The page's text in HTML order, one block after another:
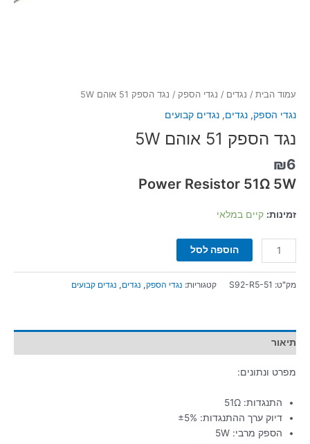
עמוד הבית / נגדים / נגדי הספק / נגד הספק 51 אוהם 5W
נגדי הספק, נגדים, נגדים קבועים
נגד הספק 51 אוהם 5W
₪6
Power Resistor 51Ω 5W
זמינות: קיים במלאי
הוספה לסל
מק"ט: S92-R5-51 קטגוריות: נגדי הספק, נגדים , נגדים קבועים
תיאור
מפרט ונתונים:
התנגדות: 51Ω
דיוק ערך ההתנגדות: ±5%
הספק מרבי: 5W